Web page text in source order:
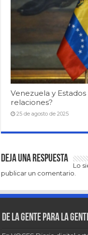
Venezuela y
relaciones?
25 de agosto de 2025
Deja una respuesta
Lo
publicar un comentario.
De la gente para la